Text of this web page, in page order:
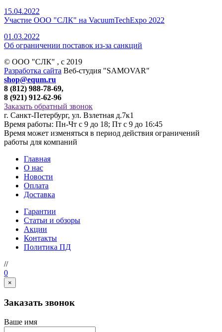
15.04.2022
Участие ООО "СЛК" на VacuumTechExpo 2022
01.03.2022
Об ограничении поставок из-за санкций
© ООО "СЛК" , c 2019
Разработка сайта Веб-студия "SAMOVAR"
shop@equm.ru
8 (812) 988-78-69,
8 (921) 912-62-96
Заказать обратный звонок
г. Санкт-Петербург, ул. Взлетная д.7к1
Время работы: Пн-Чт с 9 до 18; Пт с 9 до 16:45
Время может изменяться в период действия ограничений
работы для компаний
Главная
О нас
Новости
Оплата
Доставка
Гарантии
Статьи и обзоры
Акции
Контакты
Политика ПД
//
0
×
Заказать звонок
Ваше имя